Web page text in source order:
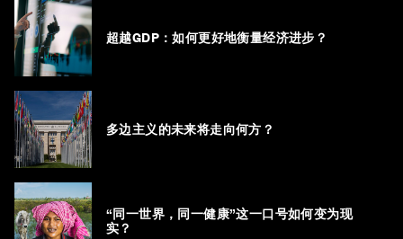
超越GDP：如何更好地衡量经济进步？
多边主义的未来将走向何方？
“同一世界，同一健康”这一口号如何变为现
实？